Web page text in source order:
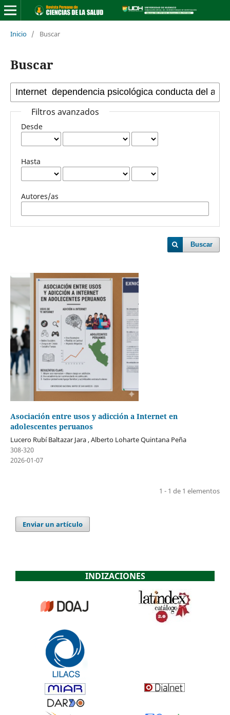
Inicio / Buscar
Buscar
Filtros avanzados
Desde
Hasta
Autores/as
Buscar
Asociación entre usos y adicción a Internet en
adolescentes peruanos
Lucero Rubí Baltazar Jara , Alberto Loharte Quintana Peña
308-320
2026-01-07
1 - 1 de 1 elementos
Enviar un artículo
INDIZACIONES